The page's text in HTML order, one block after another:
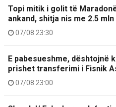
Topi mitik i golit të
ankand, shitja nis me 2.5
07/08 23:30
E pabesueshme, dështojnë
prishet transferimi i Fisnik
07/08 23:00